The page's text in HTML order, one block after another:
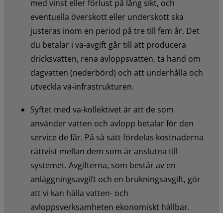
med vinst eller förlust på lång sikt, och
eventuella överskott eller underskott ska
justeras inom en period på tre till fem år. Det
du betalar i va-avgift går till att producera
dricksvatten, rena avloppsvatten, ta hand om
dagvatten (nederbörd) och att underhålla och
utveckla va-infrastrukturen.
Syftet med va-kollektivet är att de som
använder vatten och avlopp betalar för den
service de får. På så sätt fördelas kostnaderna
rättvist mellan dem som är anslutna till
systemet. Avgifterna, som består av en
anläggningsavgift och en brukningsavgift, gör
att vi kan hålla vatten- och
avloppsverksamheten ekonomiskt hållbar.